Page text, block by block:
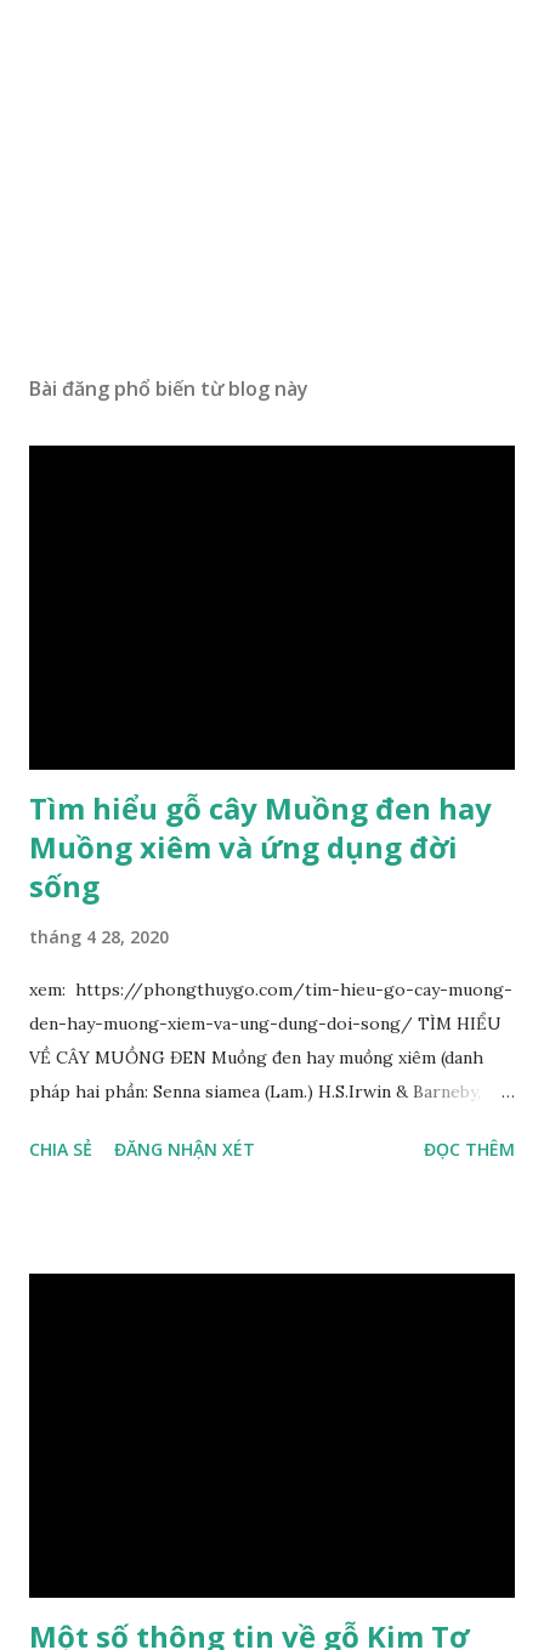
Bài đăng phổ biến từ blog này
Tìm hiểu gỗ cây Muồng đen hay
Muồng xiêm và ứng dụng đời
sống
tháng 4 28, 2020
xem: https://phongthuygo.com/tim-hieu-go-cay-muong-
den-hay-muong-xiem-va-ung-dung-doi-song/ TÌM HIỂU
VỀ CÂY MUỒNG ĐEN Muồng đen hay muồng xiêm (danh
pháp hai phần: Senna siamea (Lam.) H.S.Irwin & Barneby,
(Fabaceae). Là cây nguyên sản ở vùng Đông Nam Á. Ở Việt
CHIA SẺ ĐĂNG NHẬN XÉT ĐỌC THÊM
Một số thông tin về gỗ Kim Tơ